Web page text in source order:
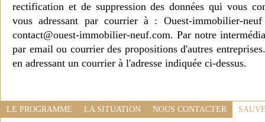
rectification et de suppression des données qui vous
vous adressant par courrier à : Ouest-immobilier-
contact@ouest-immobilier-neuf.com. Par notre
par email ou courrier des propositions d'autres
en adressant un courrier à l'adresse indiquée ci-dessus.
LE PROGRAMME LA SITUATION NOUS CONTACTER